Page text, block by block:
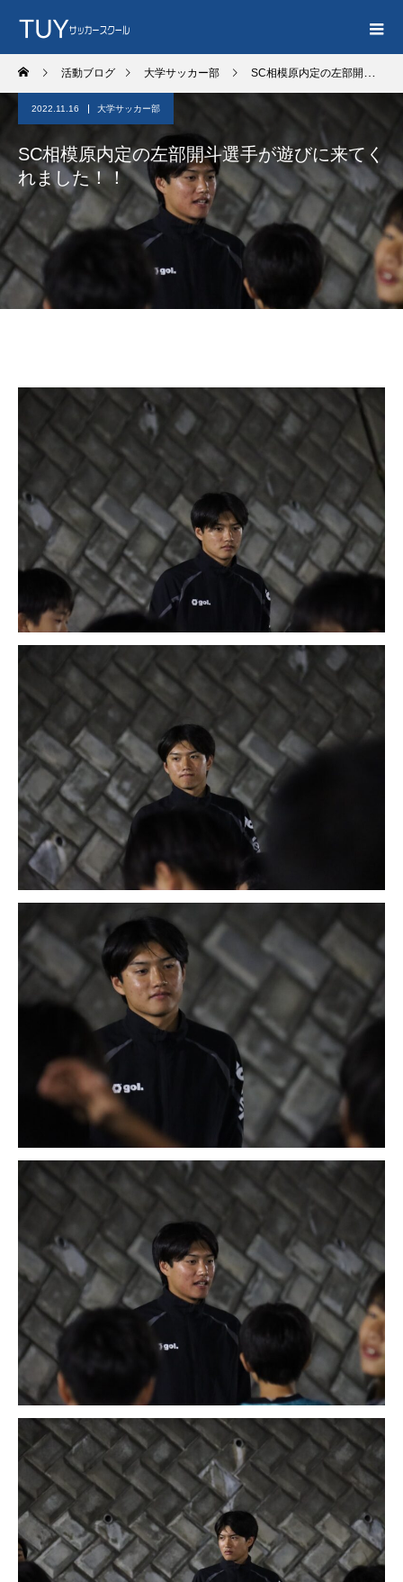
活動ブログ 大学サッカー部 SC相模原内定の左部開斗選手が遊びに来てくれました！！
2022.11.16 大学サッカー部
SC相模原内定の左部開斗選手が遊びに来てく
れました！！